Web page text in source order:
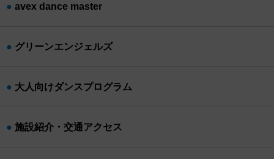
avex dance master
グリーンエンジェルズ
大人向けダンスプログラム
施設紹介・交通アクセス